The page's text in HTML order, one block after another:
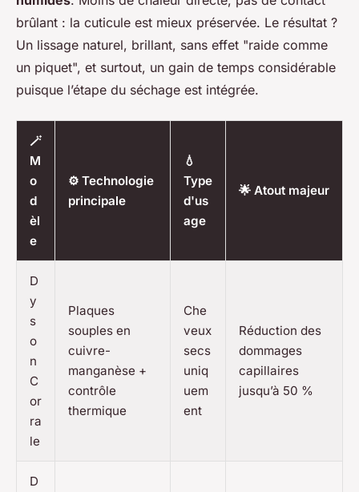
brûlant : la cuticule est mieux préservée. Le résultat ?
Un lissage naturel, brillant, sans effet "raide comme
un piquet", et surtout, un gain de temps considérable
puisque l’étape du séchage est intégrée.
🪄
M
o
d
èl
e
⚙️ Technologie
principale
💧
Type
d'us
age
🌟 Atout majeur
D
y
s
o
n
C
or
ra
le
Plaques
souples en
cuivre-
manganèse +
contrôle
thermique
Che
veux
secs
uniq
uem
ent
Réduction des
dommages
capillaires
jusqu’à 50 %
D